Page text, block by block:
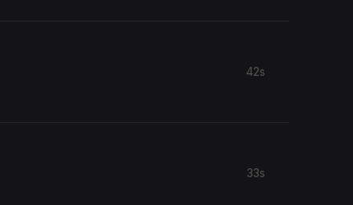
42s
33s